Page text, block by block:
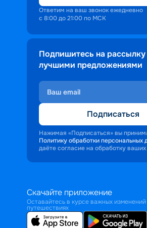
Ответим на ваш звонок ежедневно
с 8:00 до 21:00 по МСК
Подпишитесь на рассылку
лучшими предложениями
Подписаться
Нажимая «Подписаться» вы
Политику обработки персональных
даёте согласие на обработку
Скачайте приложение
Оставайтесь в курсе важных
путешествиях